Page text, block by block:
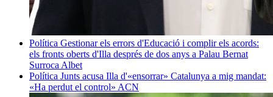
Política Gestionar els errors d'Educació i complir els acords:
els fronts oberts d'Illa després de dos anys a Palau Bernat
Surroca Albet
Política Junts acusa Illa d'«ensorrar» Catalunya a mig mandat:
«Ha perdut el control» ACN